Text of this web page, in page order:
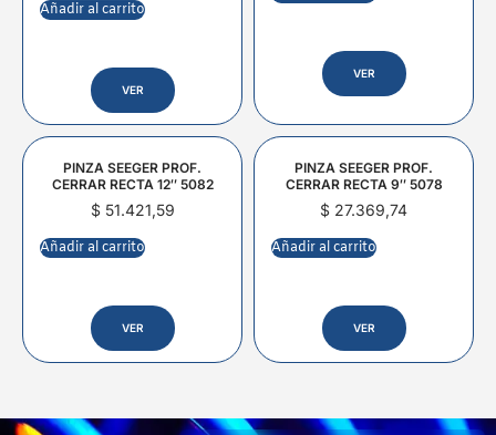
Añadir al carrito
VER
VER
PINZA SEEGER PROF.
CERRAR RECTA 12″ 5082
$51.421,59
Añadir al carrito
VER
PINZA SEEGER PROF.
CERRAR RECTA 9″ 5078
$ 27.369,74
Añadir al carrito
VER